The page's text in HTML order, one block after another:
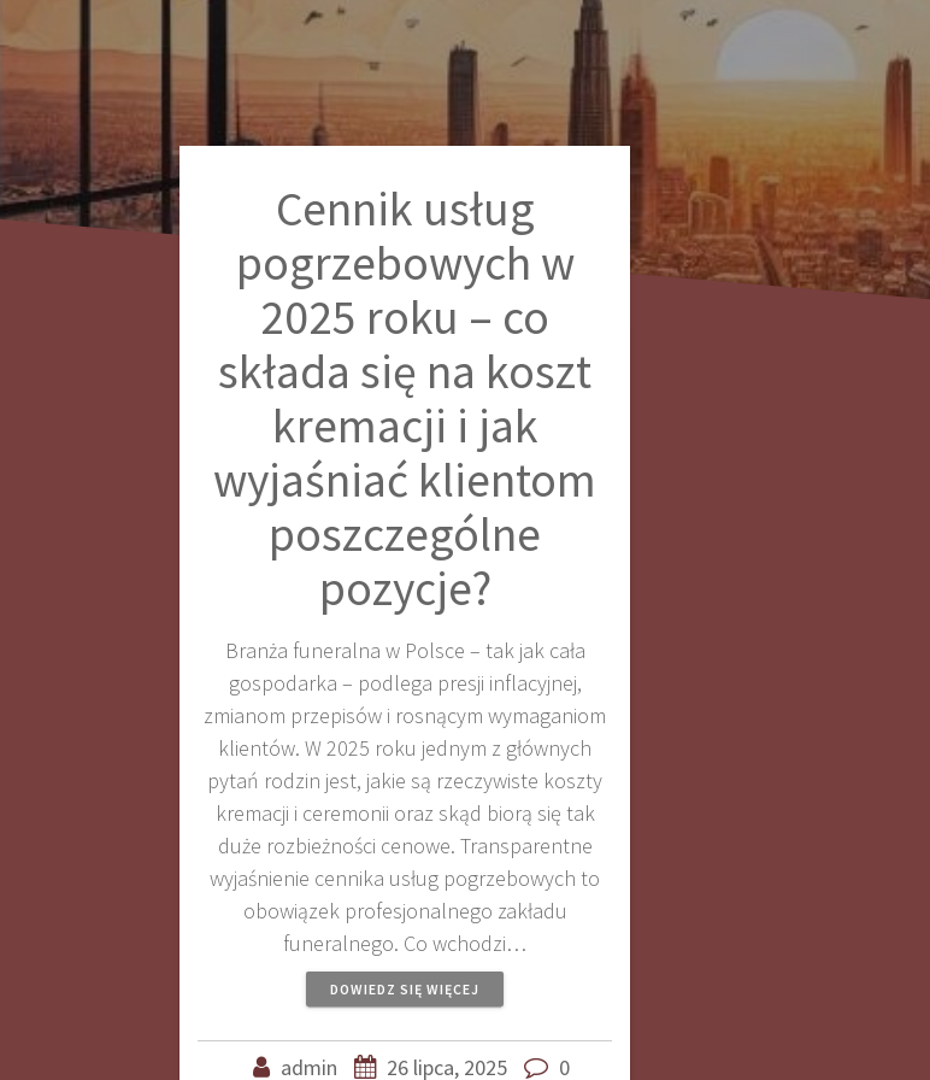
Cennik usług
pogrzebowych w
2025 roku – co
składa się na koszt
kremacji i jak
wyjaśniać klientom
poszczególne
pozycje?
Branża funeralna w Polsce – tak jak cała
gospodarka – podlega presji inflacyjnej,
zmianom przepisów i rosnącym wymaganiom
klientów. W 2025 roku jednym z głównych
pytań rodzin jest, jakie są rzeczywiste koszty
kremacji i ceremonii oraz skąd biorą się tak
duże rozbieżności cenowe. Transparentne
wyjaśnienie cennika usług pogrzebowych to
obowiązek profesjonalnego zakładu
funeralnego. Co wchodzi…
DOWIEDZ SIĘ WIĘCEJ
admin 26 lipca, 2025 0